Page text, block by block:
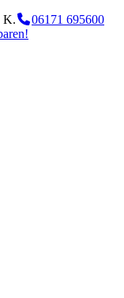
K.
06171 695600